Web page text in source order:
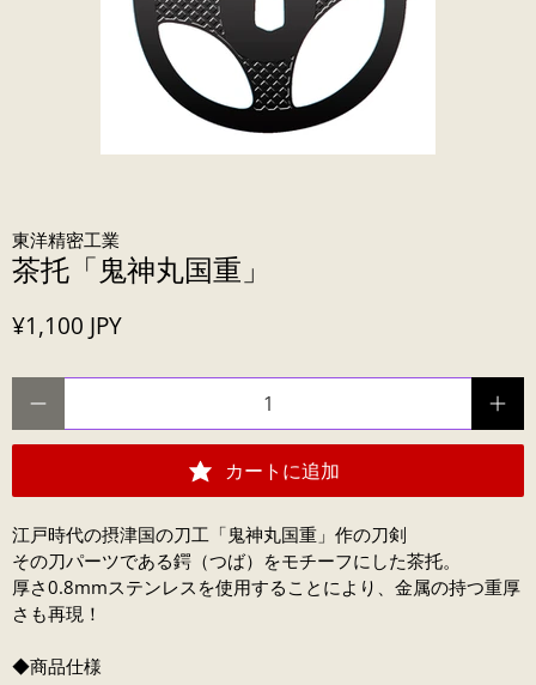
東洋精密工業
茶托「鬼神丸国重」
¥1,100 JPY
カートに追加
江戸時代の摂津国の刀工「鬼神丸国重」作の刀剣
その刀パーツである鍔（つば）をモチーフにした茶托。
厚さ0.8mmステンレスを使用することにより、金属の持つ重厚
さも再現！
◆商品仕様